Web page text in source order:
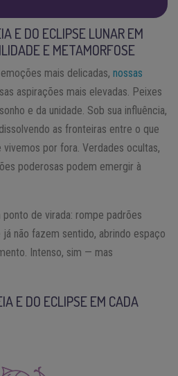
E DO ECLIPSE LUNAR EM
E METAMORFOSE
mais delicadas, nossas
aspirações mais elevadas. Peixes
e da unidade. Sob sua influência,
as fronteiras entre o que
por fora. Verdades ocultas,
poderosas podem emergir à
de virada: rompe padrões
não fazem sentido, abrindo espaço
Intenso, sim — mas
E DO ECLIPSE EM CADA